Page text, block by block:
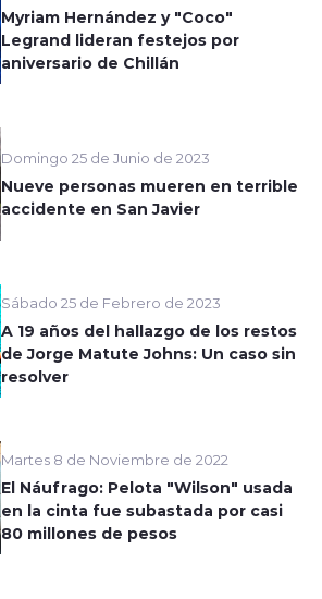
Myriam Hernández y "Coco"
Legrand lideran festejos por
aniversario de Chillán
Domingo 25 de Junio de 2023
Nueve personas mueren en terrible
accidente en San Javier
Sábado 25 de Febrero de 2023
A 19 años del hallazgo de los restos
de Jorge Matute Johns: Un caso sin
resolver
Martes 8 de Noviembre de 2022
El Náufrago: Pelota "Wilson" usada
en la cinta fue subastada por casi
80 millones de pesos